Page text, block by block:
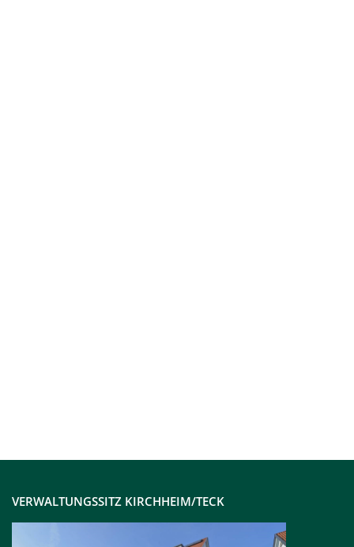
VERWALTUNGSSITZ KIRCHHEIM/TECK